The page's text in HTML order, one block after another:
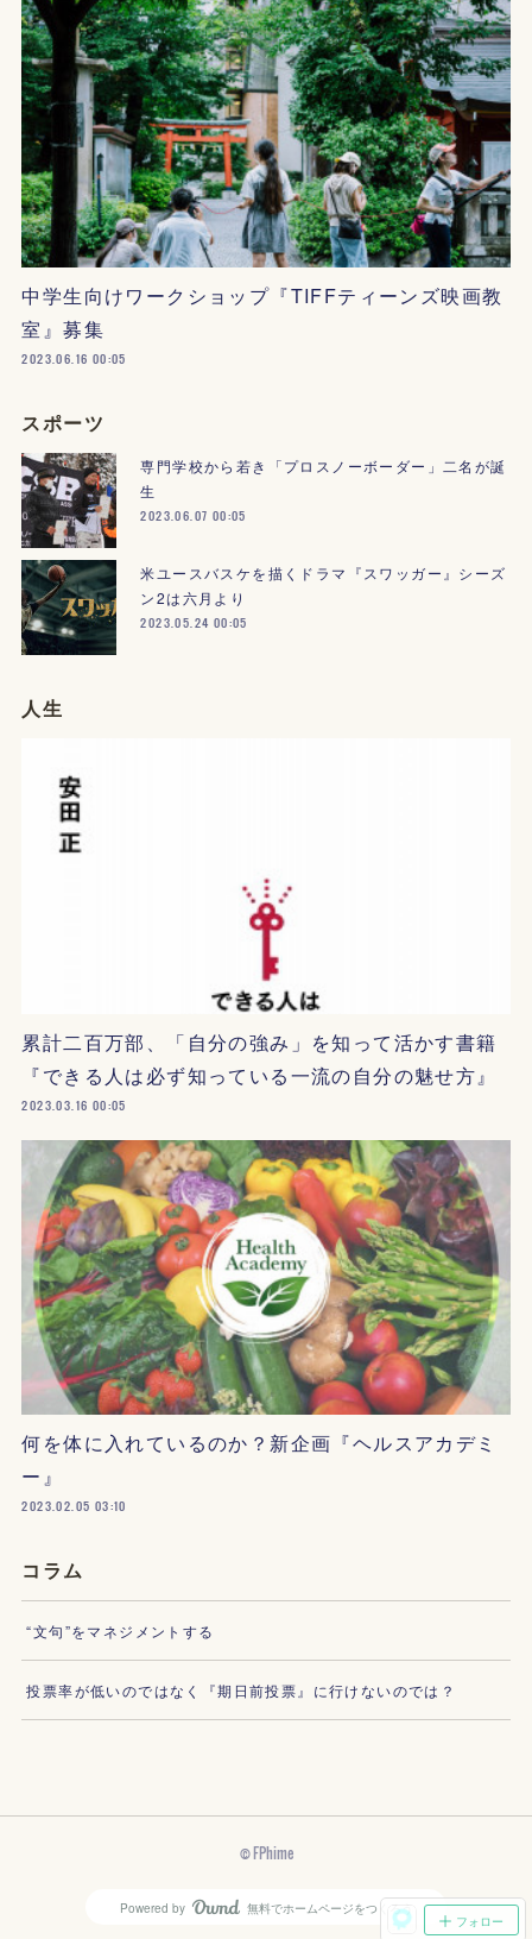
中学生向けワークショップ『TIFFティーンズ映画教
室』募集
2023.06.16 00:05
スポーツ
専門学校から若き「プロスノーボーダー」二名が誕
生
2023.06.07 00:05
米ユースバスケを描くドラマ『スワッガー』シーズ
ン2は六月より
2023.05.24 00:05
人生
累計二百万部、「自分の強み」を知って活かす書籍
『できる人は必ず知っている一流の自分の魅せ方』
2023.03.16 00:05
何を体に入れているのか？新企画『ヘルスアカデミ
ー』
2023.02.05 03:10
コラム
“文句”をマネジメントする
投票率が低いのではなく『期日前投票』に行けないのでは？
フォロー
© FPhime
Powered by AmebaOwnd
無料でホームページをつくろう